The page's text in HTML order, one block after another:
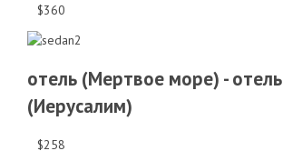
$360
отель (Мертвое море) - отель
(Иерусалим)
$258